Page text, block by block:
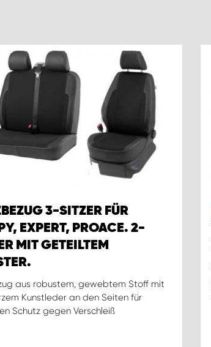
3-SITZER FÜR
EXPERT, PROACE. 2-
MIT GETEILTEM
aus robustem, gewebtem Stoff mit
Kunstleder an den Seiten für
Schutz gegen Verschleiß